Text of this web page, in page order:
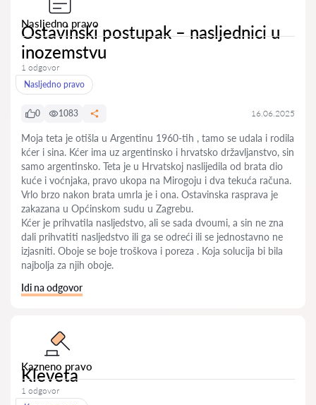
Nasljedno pravo
Ostavinski postupak – nasljednici u
inozemstvu
1 odgovor
Nasljedno pravo
0 1083 16.06.2025
Moja teta je otišla u Argentinu 1960-tih , tamo se udala i rodila
kćer i sina. Kćer ima uz argentinsko i hrvatsko državljanstvo, sin
samo argentinsko. Teta je u Hrvatskoj naslijedila od brata dio
kuće i voćnjaka, pravo ukopa na Mirogoju i dva tekuća računa.
Vrlo brzo nakon brata umrla je i ona. Ostavinska rasprava je
zakazana u Općinskom sudu u Zagrebu.
Kćer je prihvatila nasljedstvo, ali se sada dvoumi, a sin ne zna
dali prihvatiti nasljedstvo ili ga se odreći ili se jednostavno ne
izjasniti. Oboje se boje troškova i poreza . Koja solucija bi bila
najbolja za njih oboje.
Idi na odgovor
Kazneno pravo
Kleveta
1 odgovor